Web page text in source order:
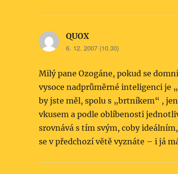
QUOX
6. 12. 2007 (10.30)
Milý pane Ozogáne, pokud se
vysoce nadprůměrné inteligenci je
by jste měl, spolu s „brtníkem“ ,
vkusem a podle oblíbenosti
srovnává s tím svým, coby
se v předchozí větě vyznáte – i já